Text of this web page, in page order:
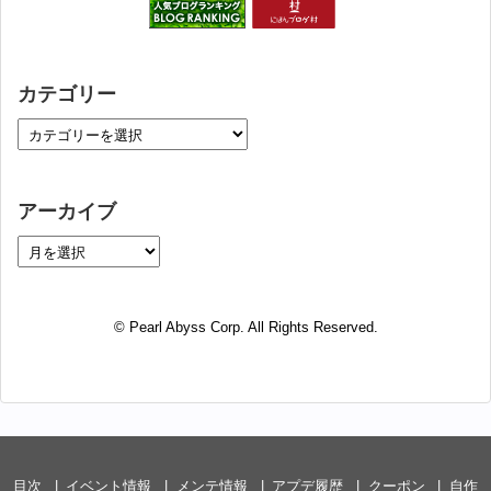
カテゴリー
アーカイブ
© Pearl Abyss Corp. All Rights Reserved.
目次 イベント情報 メンテ情報 アプデ履歴 クーポン 自作